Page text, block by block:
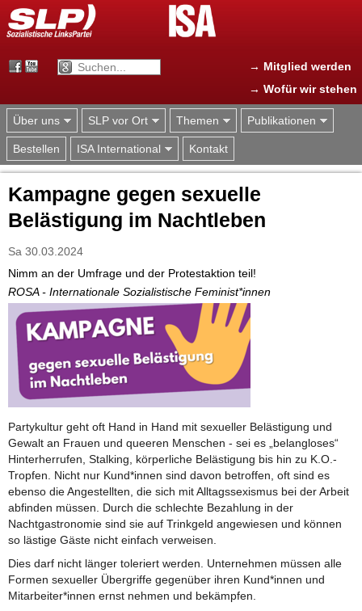
Jump to navigation
→ Mitglied werden
→ Wofür wir stehen
Über uns SLP vor Ort Themen Publikationen
Bestellen ISA International Kontakt
Kampagne gegen sexuelle
Belästigung im Nachtleben
Sa 30.03.2024
Nimm an der Umfrage und der Protestaktion teil!
ROSA - Internationale Sozialistische Feminist*innen
Partykultur geht oft Hand in Hand mit sexueller Belästigung und
Gewalt an Frauen und queeren Menschen - sei es „belangloses“
Hinterherrufen, Stalking, körperliche Belästigung bis hin zu K.O.-
Tropfen. Nicht nur Kund*innen sind davon betroffen, oft sind es
ebenso die Angestellten, die sich mit Alltagssexismus bei der Arbeit
abfinden müssen. Durch die schlechte Bezahlung in der
Nachtgastronomie sind sie auf Trinkgeld angewiesen und können
so lästige Gäste nicht einfach verweisen.
Dies darf nicht länger toleriert werden. Unternehmen müssen alle
Formen sexueller Übergriffe gegenüber ihren Kund*innen und
Mitarbeiter*innen ernst nehmen und bekämpfen.